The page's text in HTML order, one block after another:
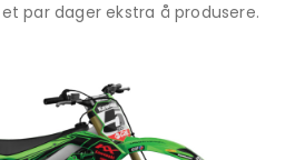
par dager ekstra å produsere.